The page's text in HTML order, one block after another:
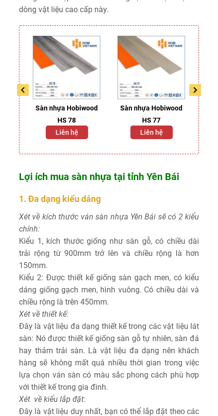
dòng vật liệu cao cấp này.
Sàn nhựa Hobiwood
HS 78
Liên hệ
Sàn nhựa Hobiwood
HS 77
Liên hệ
Lợi ích mua sàn nhựa tại tỉnh Yên Bái
1. Đa dạng kiểu dáng
Xét về kích thước ván sàn nhựa Yên Bái sẽ có 2 kiểu
chính:
Kiểu 1, kích thước giống như sàn gỗ, có chiều dài
trải rộng từ 900mm trở lên và chiều rộng là hơn
150mm.
Kiểu 2: Được thiết kế giống sàn gạch men, có kiểu
dáng giống gạch men, hình vuông. Có chiều dài và
chiều rộng là trên 450mm.
Xét về thiết kế:
Đây là vật liệu đa dạng thiết kế trong các vật liệu lát
sàn: Nó được thiết kế giống sàn gỗ tự nhiên, sàn đá
hay thảm trải sàn. Là vật liệu đa dạng nên khách
hàng sẽ không mất quá nhiều thời gian trong việc
lựa chọn ván sàn có màu sắc phong cách phù hợp
với thiết kế trong gia đình.
Xét về kiểu lắp đặt:
Đây là vật liệu duy nhất, bạn có thể lắp đặt theo các